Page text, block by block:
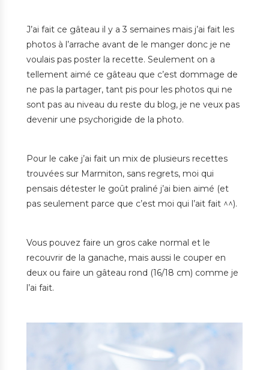
J’ai fait ce gâteau il y a 3 semaines mais j’ai fait les
photos à l’arrache avant de le manger donc je ne
voulais pas poster la recette. Seulement on a
tellement aimé ce gâteau que c’est dommage de
ne pas la partager, tant pis pour les photos qui ne
sont pas au niveau du reste du blog, je ne veux pas
devenir une psychorigide de la photo.
Pour le cake j’ai fait un mix de plusieurs recettes
trouvées sur Marmiton, sans regrets, moi qui
pensais détester le goût praliné j’ai bien aimé (et
pas seulement parce que c’est moi qui l’ait fait ^^).
Vous pouvez faire un gros cake normal et le
recouvrir de la ganache, mais aussi le couper en
deux ou faire un gâteau rond (16/18 cm) comme je
l’ai fait.